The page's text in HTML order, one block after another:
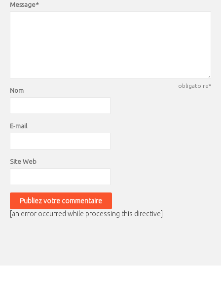
Message*
obligatoire*
Nom
E-mail
Site Web
[an error occurred while processing this directive]